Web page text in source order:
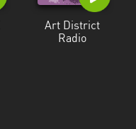
Art District
Radio